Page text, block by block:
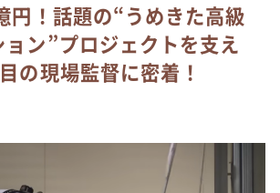
の過ぎるTV
すけど・・・
円！話題の“うめきた高級
ン”プロジェクトを支え
の現場監督に密着！